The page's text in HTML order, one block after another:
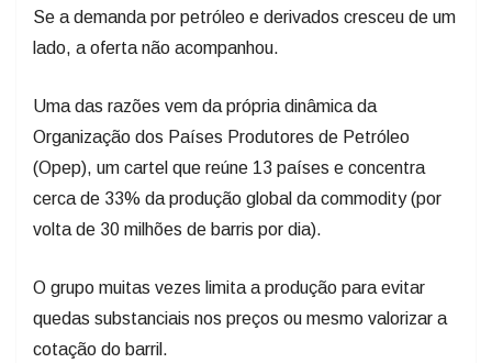
Se a demanda por petróleo e derivados cresceu de um
lado, a oferta não acompanhou.
Uma das razões vem da própria dinâmica da
Organização dos Países Produtores de Petróleo
(Opep), um cartel que reúne 13 países e concentra
cerca de 33% da produção global da commodity (por
volta de 30 milhões de barris por dia).
O grupo muitas vezes limita a produção para evitar
quedas substanciais nos preços ou mesmo valorizar a
cotação do barril.